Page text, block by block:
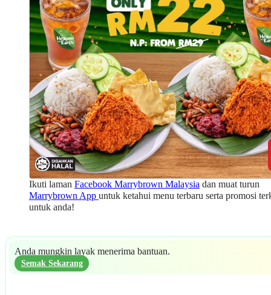
Ikuti laman Facebook Marrybrown Malaysia dan muat turun
Marrybrown App untuk ketahui menu terbaru serta promosi
untuk anda!
Anda mungkin layak menerima bantuan.
Semak Sekarang